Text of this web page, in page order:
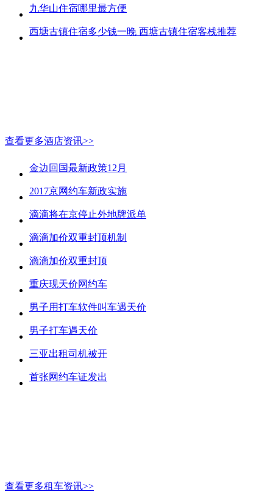
九华山住宿哪里最方便
西塘古镇住宿多少钱一晚 西塘古镇住宿客栈推荐
查看更多酒店资讯>>
金边回国最新政策12月
2017京网约车新政实施
滴滴将在京停止外地牌派单
滴滴加价双重封顶机制
滴滴加价双重封顶
重庆现天价网约车
男子用打车软件叫车遇天价
男子打车遇天价
三亚出租司机被开
首张网约车证发出
查看更多租车资讯>>